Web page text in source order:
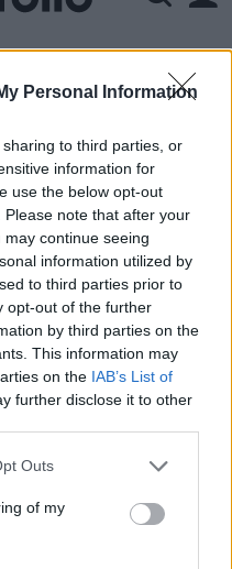
Personal Information
to third parties, or
information for
use the below opt-out
note that after your
continue seeing
information utilized by
to third parties prior to
opt-out of the further
by third parties on the
This information may
on the IAB’s List of
further disclose it to other
Outs
of my
hol, miről?
Nyilvánosan
Igazgatósága 2006.
összehívta a társaság
felsorolt
Társaság
- 1. sz. melléklet
módosítása - 2. sz.